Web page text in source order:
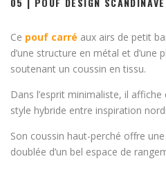
Ce pouf carré aux airs de petit
d’une structure en métal et d’une
soutenant un coussin en tissu.
Dans l’esprit minimaliste, il
style hybride entre inspiration
Son coussin haut-perché offre
doublée d’un bel espace de